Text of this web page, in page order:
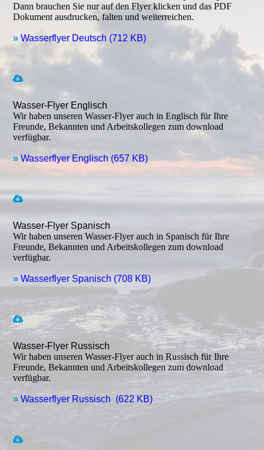
Dann brauchen Sie nur auf den Flyer klicken und das PDF
Dokument aus­druck­en, falten und weiterreichen.
» Wasserflyer Deutsch (712 KB)
Wasser-Flyer Englisch
Wir haben unseren Wasser-Flyer auch in Englisch für Ihre
Freunde, Bekannten und Arbeitskollegen zum download
verfügbar.
» Wasserflyer Englisch (657 KB)
Wasser-Flyer Spanisch
Wir haben unseren Wasser-Flyer auch in Spanisch für Ihre
Freunde, Bekannten und Arbeitskollegen zum download
verfügbar.
» Wasserflyer Spanisch (708 KB)
Wasser-Flyer Russisch
Wir haben unseren Wasser-Flyer auch in Russisch für Ihre
Freunde, Bekannten und Arbeitskollegen zum download
verfügbar.
» Wasserflyer Russisch (622 KB)